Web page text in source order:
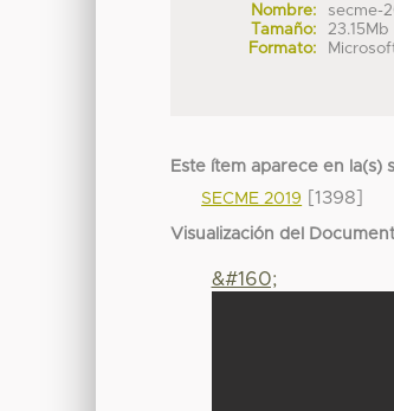
Nombre:
secme-
Tamaño:
23.15Mb
Formato:
Este ítem aparece en la(s)
SECME 2019
[1398]
Visualización del
&#160;